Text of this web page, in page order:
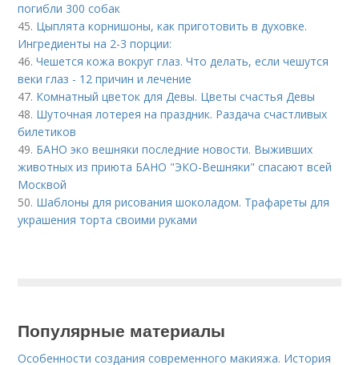
погибли 300 собак
45. Цыплята корнишоны, как приготовить в духовке.
Ингредиенты на 2-3 порции:
46.Чешется кожа вокруг глаз. Что делать, если чешутся
веки глаз - 12 причин и лечение
47. Комнатный цветок для Девы. Цветы счастья Девы
48. Шуточная лотерея на праздник. Раздача счастливых
билетиков
49. БАНО эко вешняки последние новости. Выживших
животных из приюта БАНО "ЭКО-Вешняки" спасают всей
Москвой
50. Шаблоны для рисования шоколадом. Трафареты для
украшения торта своими руками
Популярные материалы
Особенности создания современного макияжа. История